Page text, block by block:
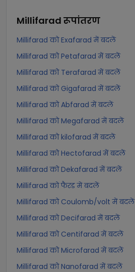
Millifarad रूपांतरण
Millifarad को Exafarad में बदलें
Millifarad को Petafarad में बदलें
Millifarad को Terafarad में बदलें
Millifarad को Gigafarad में बदलें
Millifarad को Abfarad में बदलें
Millifarad को Megafarad में बदलें
Millifarad को kilofarad में बदलें
Millifarad को Hectofarad में बदलें
Millifarad को Dekafarad में बदलें
Millifarad को फैरड में बदलें
Millifarad को Coulomb/volt में बदलें
Millifarad को Decifarad में बदलें
Millifarad को Centifarad में बदलें
Millifarad को Microfarad में बदलें
Millifarad को Nanofarad में बदलें